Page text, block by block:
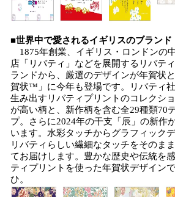
■世界中で愛されるイギリスのブランド
1875年創業、イギリス・ロンドンの
店「リバティ」などを展開するリバテ
ランドから、厳選のデザインが年賀状
賀状™」に今年も登場です。リバティ
生み出すリバティプリントのコレクシ
が高い柄と、新作柄を含む全29種類70
プ。さらに2024年の干支「辰」の新作
います。水彩タッチからグラフィック
リバティらしい繊細なタッチをそのま
てお届けします。豊かな歴史や伝統を
ティプリントを使った年賀状デザイン
ひ。